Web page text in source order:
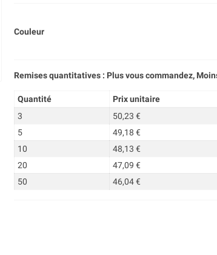
Couleur
Remises quantitatives : Plus vous commandez,
Quantité Prix unitaire
3
50,23 €
5
49,18 €
10
48,13 €
20
47,09 €
50
46,04 €